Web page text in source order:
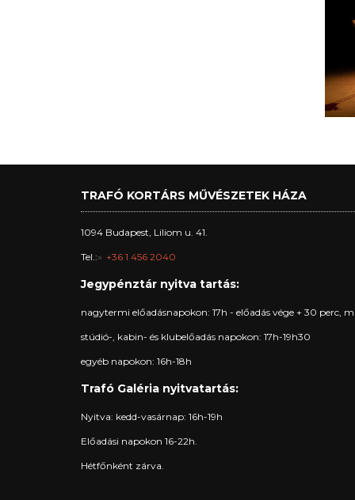
TRAFÓ KORTÁRS MŰVÉSZETEK HÁZA
1094 Budapest, Liliom u. 41.
Tel.: +36 1 456 2040
Jegypénztár nyitva tartás:
nagytermi előadásnapokon: 17h - előadás vége + 30 perc,
stúdió-, kabin- és klubelőadás napokon: 17h-19h30
egyéb napokon: 16h-18h
Trafó Galéria nyitvatartás:
Nyitva: kedd-vasárnap: 16h-19h
Előadási napokon 16-22h.
Hétfőnként zárva.